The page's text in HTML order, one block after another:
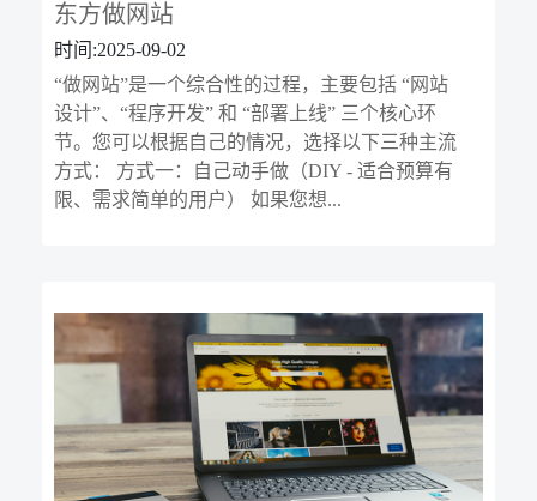
东方做网站
时间:2025-09-02
“做网站”是一个综合性的过程，主要包括 “网站
设计”、“程序开发” 和 “部署上线” 三个核心环
节。您可以根据自己的情况，选择以下三种主流
方式： 方式一：自己动手做（DIY - 适合预算有
限、需求简单的用户） 如果您想...